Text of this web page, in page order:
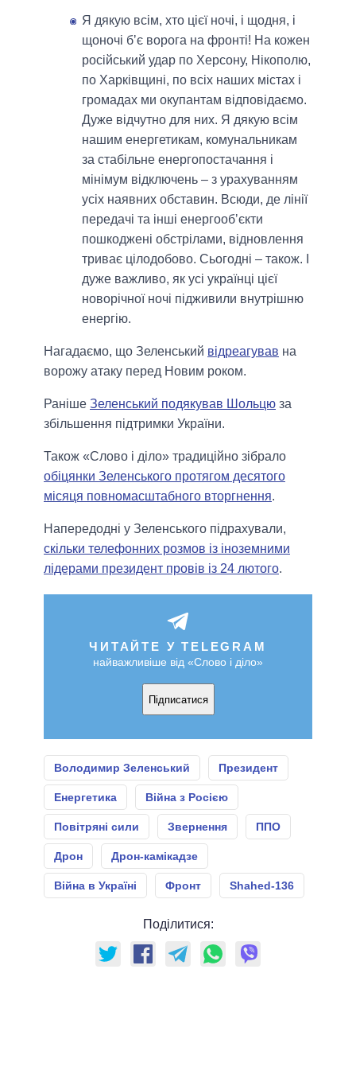
Я дякую всім, хто цієї ночі, і щодня, і
щоночі бʼє ворога на фронті! На кожен
російський удар по Херсону, Нікополю,
по Харківщині, по всіх наших містах і
громадах ми окупантам відповідаємо.
Дуже відчутно для них. Я дякую всім
нашим енергетикам, комунальникам
за стабільне енергопостачання і
мінімум відключень – з урахуванням
усіх наявних обставин. Всюди, де лінії
передачі та інші енергообʼєкти
пошкоджені обстрілами, відновлення
триває цілодобово. Сьогодні – також. І
дуже важливо, як усі українці цієї
новорічної ночі підживили внутрішню
енергію.
Нагадаємо, що Зеленський відреагував на
ворожу атаку перед Новим роком.
Раніше Зеленський подякував Шольцю за
збільшення підтримки України.
Також «Слово і діло» традиційно зібрало
обіцянки Зеленського протягом десятого
місяця повномасштабного вторгнення.
Напередодні у Зеленського підрахували,
скільки телефонних розмов із іноземними
лідерами президент провів із 24 лютого.
ЧИТАЙТЕ У TELEGRAM
найважливіше від «Слово і діло»
Підписатися
Володимир Зеленський Президент
Енергетика Війна з Росією
Повітряні сили Звернення ППО
Дрон Дрон-камікадзе
Війна в Україні Фронт Shahed-136
Поділитися: